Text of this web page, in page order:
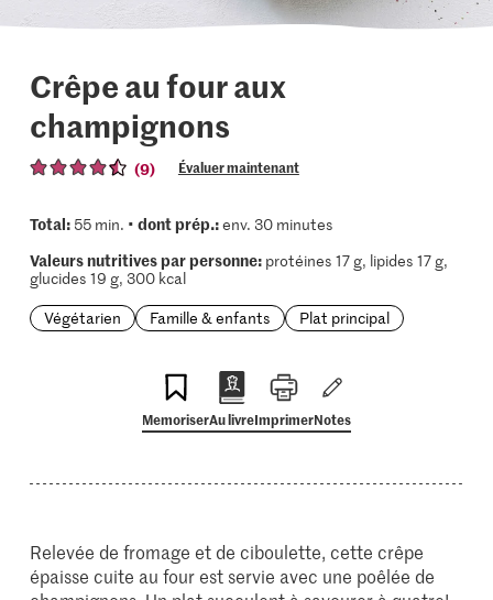
Crêpe au four aux
champignons
(9) Évaluer maintenant
Total:55 min. • dont prép.:env. 30 minutes
Valeurs nutritives par personne:protéines 17 g, lipides 17 g,
glucides 19 g, 300 kcal
Végétarien
Famille & enfants Plat principal
MemoriserAu livreImprimerNotes
Relevée de fromage et de ciboulette, cette crêpe
épaisse cuite au four est servie avec une poêlée de